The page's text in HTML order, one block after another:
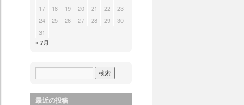
17
18 19 20 21 22
23
24
25 26 27 28 29
30
31
« 7月
最近の投稿